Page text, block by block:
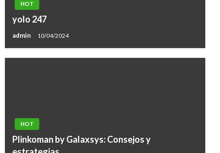
HOT
yolo 247
admin 10/04/2024
HOT
Plinkoman by Galaxsys: Consejos y